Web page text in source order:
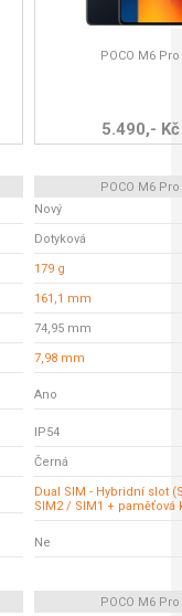
POCO M6 Pro
5.490,- Kč
POCO M6 Pro
Nový
Dotyková
179 g
161,1 mm
74,95 mm
7,98 mm
Ano
IP54
Černá
Dual SIM - Hybridní slot
SIM2 / SIM1 + paměťová
Ne
POCO M6 Pro